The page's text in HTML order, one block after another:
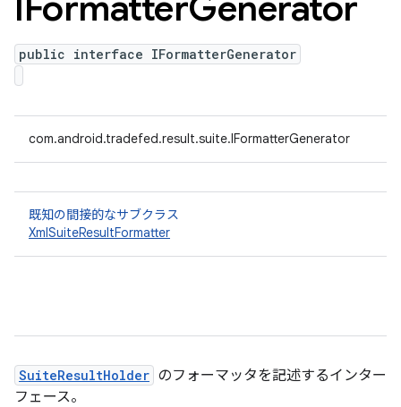
public interface IFormatterGenerator
com.android.tradefed.result.suite.IFormatterGenerator
既知の間接的なサブクラス
XmlSuiteResultFormatter
SuiteResultHolder のフォーマッタを記述するインター
フェース。